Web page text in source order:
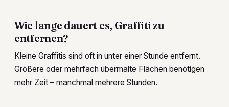
Wie lange dauert es, Graffiti zu
entfernen?
Kleine Graffitis sind oft in unter einer Stunde entfernt.
Größere oder mehrfach übermalte Flächen benötigen
mehr Zeit – manchmal mehrere Stunden.